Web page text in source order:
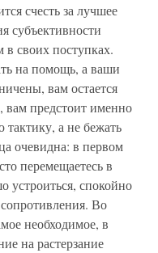
счесть за лучшее
субъективности
в своих поступках.
на помощь, а ваши
вам остается
вам предстоит именно
тактику, а не бежать
очевидна: в первом
перемещаетесь в
устроиться, спокойно
Во
необходимое, в
на растерзание